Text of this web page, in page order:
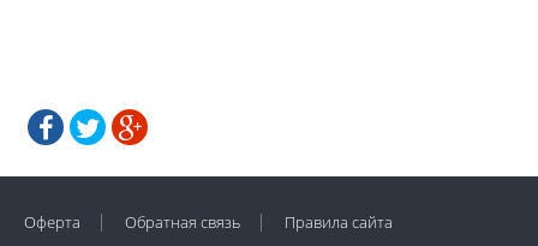
Оферта Обратная связь
Правила сайта